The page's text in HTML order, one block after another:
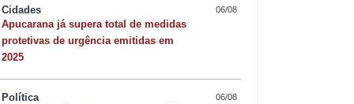
Corpus Christi.
de fiéis. Centenas de devotos
Cidades 06/08
Apucarana já supera total de medidas
protetivas de urgência emitidas em
2025
Política 06/08